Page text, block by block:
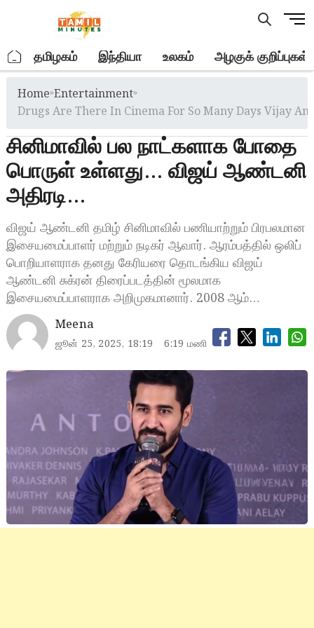
M
u
t
o
n
. தமிழகம் இந்தியா உலகம் அழகுக் குறிப்புகள்
Home»Entertainment»
Drugs Are There In Cinema For So Many Days Vijay
சினிமாவில் பல நாட்களாக போதை
பொருள் உள்ளது… விஜய் ஆண்டனி
அதிரடி…
விஜய் ஆண்டனி தமிழ் சினிமாவில் பணியாற்றும் பிரபலமான
இசையமைப்பாளர் மற்றும் நடிகர் ஆவார். ஆரம்பத்தில் ஒலிப்
பொறியாளராக தனது கேரியரை தொடங்கிய விஜய்
ஆண்டனி சுக்ரன் திரைப்படத்தின் மூலமாக
இசையமைப்பாளராக அறிமுகமானார். 2008 ஆம்…
Meena
ஜூன் 25, 2025, 18:19 6:19 மணி